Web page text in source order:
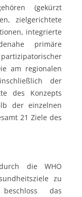
(gekürzt
zielgerichtete
integrierte
primäre
am regionalen
der
des Konzepts
der einzelnen
21 Ziele des
die WHO
zu
das